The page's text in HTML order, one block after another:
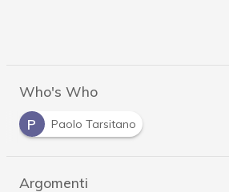
Who's Who
P
Paolo Tarsitano
Argomenti